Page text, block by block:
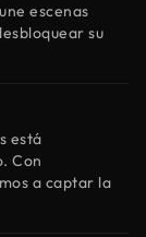
escenas
su
está
Con
a captar la